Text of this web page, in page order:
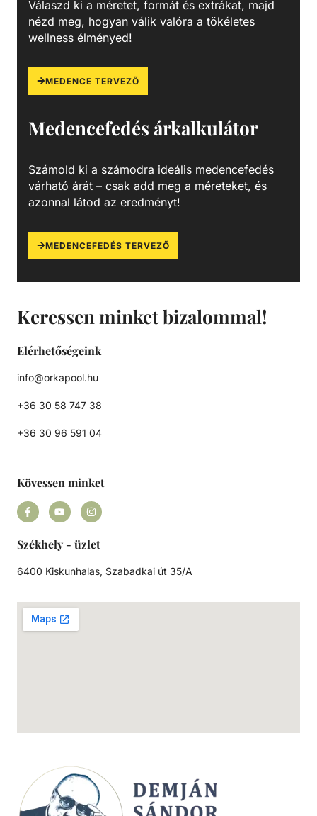
Keressen minket bizalommal!
Elérhetőségeink
info@orkapool.hu
+36 30 58 747 38
+36 30 96 591 04
Kövessen minket
Székhely - üzlet
6400 Kiskunhalas, Szabadkai út 35/A
Válaszd ki a méretet, formát és extrákat, majd
nézd meg, hogyan válik valóra a tökéletes
wellness élményed!
MEDENCE TERVEZŐ
Medencefedés árkalkulátor
Számold ki a számodra ideális medencefedés
várható árát – csak add meg a méreteket, és
azonnal látod az eredményt!
MEDENCEFEDÉS TERVEZŐ